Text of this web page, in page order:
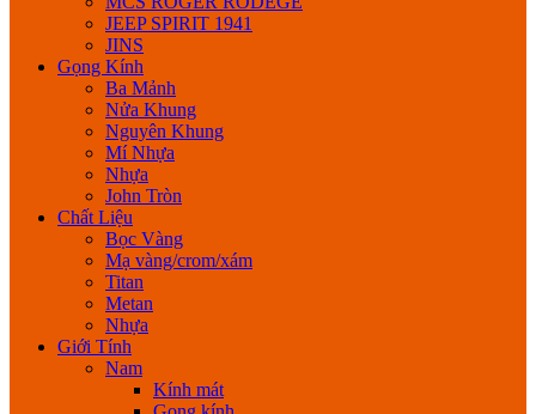
JEEP SPIRIT 1941
JINS
Gọng Kính
Ba Mảnh
Nửa Khung
Nguyên Khung
Mí Nhựa
Nhựa
John Tròn
Chất Liệu
Bọc Vàng
Mạ vàng/crom/xám
Titan
Metan
Nhựa
Giới Tính
Nam
Kính mát